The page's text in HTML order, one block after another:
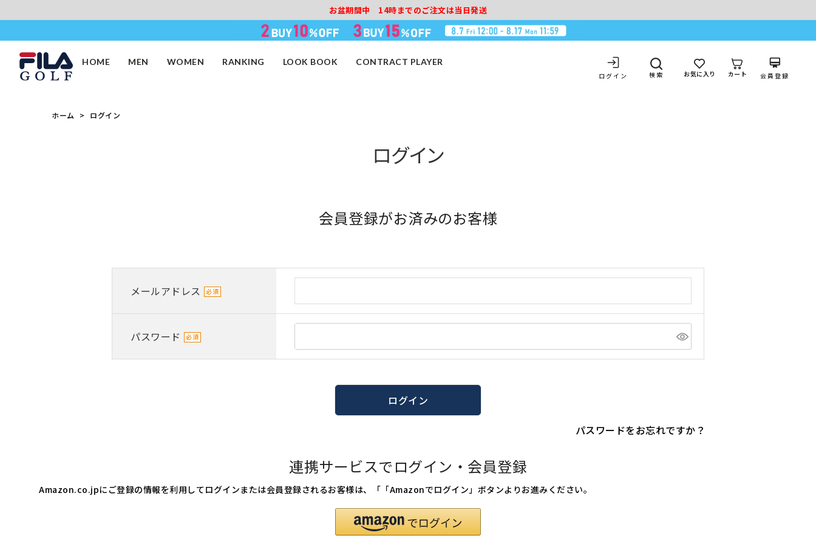
お盆期間中 14時までのご注文は当日発送
HOME MEN WOMEN RANKING LOOK BOOK CONTRACT PLAYER
ログイン 検索 お気に入り カート 会員登録
ホーム ログイン
ログイン
会員登録がお済みのお客様
メールアドレス
パスワード
ログイン
パスワードをお忘れですか？
連携サービスでログイン・会員登録
Amazon.co.jpにご登録の情報を利用してログインまたは会員登録されるお客様は、「「Amazonでログイン」ボタンよりお進みください。